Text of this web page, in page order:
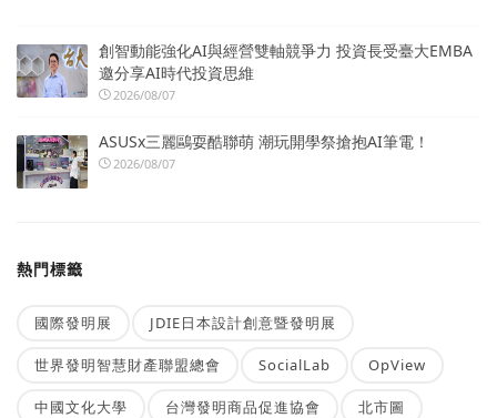
創智動能強化AI與經營雙軸競爭力 投資長受臺大EMBA
邀分享AI時代投資思維
2026/08/07
ASUSx三麗鷗耍酷聯萌 潮玩開學祭搶抱AI筆電！
2026/08/07
熱門標籤
國際發明展 JDIE日本設計創意暨發明展
世界發明智慧財產聯盟總會 SocialLab OpView
中國文化大學 台灣發明商品促進協會 北市圖